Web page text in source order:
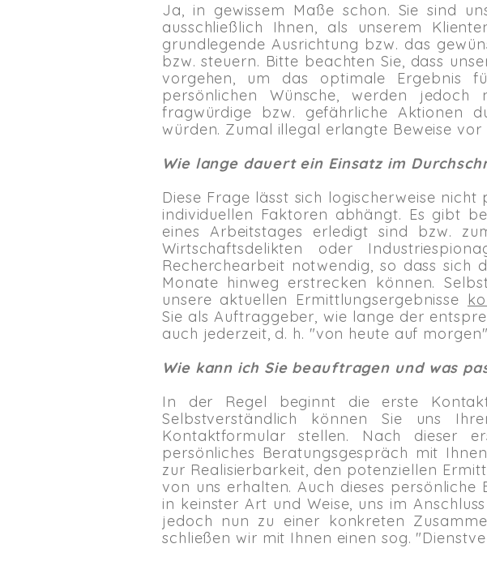
Ja, in gewissem Maße schon. Sie sind
ausschließlich Ihnen, als unserem
grundlegende Ausrichtung bzw. das
bzw. steuern. Bitte beachten Sie, dass
vorgehen, um das optimale Ergebnis
persönlichen Wünsche, werden jedoch
fragwürdige bzw. gefährliche Aktionen
würden. Zumal illegal erlangte Beweise
Wie lange dauert ein Einsatz im
Diese Frage lässt sich logischerweise
individuellen Faktoren abhängt. Es gibt
eines Arbeitstages erledigt sind bzw.
Wirtschaftsdelikten oder
Recherchearbeit notwendig, so dass
Monate hinweg erstrecken können.
unsere aktuellen Ermittlungsergebnisse
Sie als Auftraggeber, wie lange der
auch jederzeit, d. h. "von heute auf
Wie kann ich Sie beauftragen und was
In der Regel beginnt die erste
Selbstverständlich können Sie uns
Kontaktformular stellen. Nach dieser
persönliches Beratungsgespräch mit
zur Realisierbarkeit, den potenziellen
von uns erhalten. Auch dieses
in keinster Art und Weise, uns im
jedoch nun zu einer konkreten
schließen wir mit Ihnen einen sog.